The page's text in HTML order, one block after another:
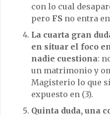
con lo cual
pero FS no entra
La cuarta gran
en situar el foco
nadie cuestiona:
un matrimonio y
Magisterio lo que
expuesto en (3).
Quinta duda, una